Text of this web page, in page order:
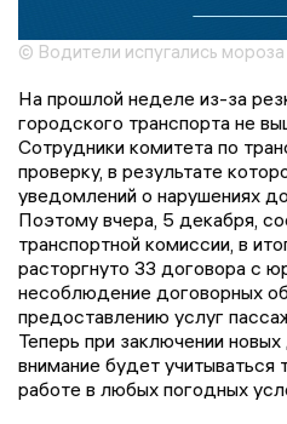
© Водители испугались
На прошлой неделе из-за
городского транспорта не
Сотрудники комитета по
проверку, в результате
уведомлений о нарушениях
Поэтому вчера, 5 декабря,
транспортной комиссии, в
расторгнуто 33 договора с
несоблюдение договорных
предоставлению услуг
Теперь при заключении
внимание будет учитываться
работе в любых погодных